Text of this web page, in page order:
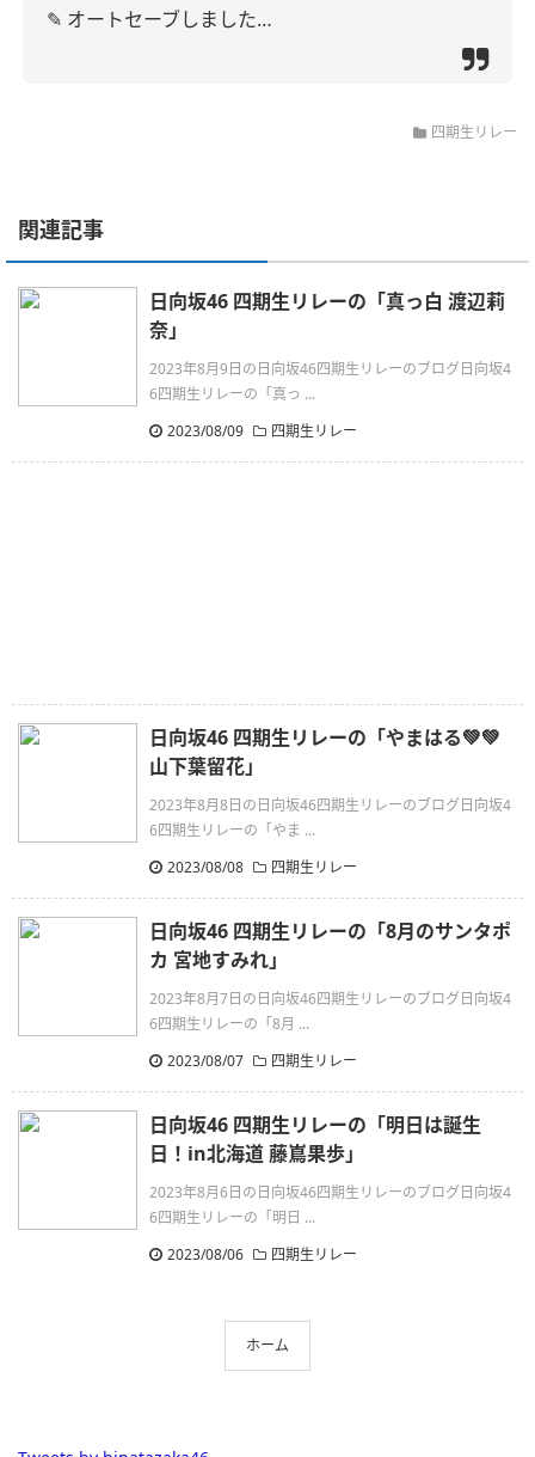
✎ オートセーブしました…
四期生リレー
関連記事
日向坂46 四期生リレーの「真っ白 渡辺莉
奈」
2023年8月9日の日向坂46四期生リレーのブログ日向坂4
6四期生リレーの「真っ ...
2023/08/09
四期生リレー
日向坂46 四期生リレーの「やまはる💚💚
山下葉留花」
2023年8月8日の日向坂46四期生リレーのブログ日向坂4
6四期生リレーの「やま ...
2023/08/08
四期生リレー
日向坂46 四期生リレーの「8月のサンタポ
カ 宮地すみれ」
2023年8月7日の日向坂46四期生リレーのブログ日向坂4
6四期生リレーの「8月 ...
2023/08/07
四期生リレー
日向坂46 四期生リレーの「明日は誕生
日！in北海道 藤嶌果歩」
2023年8月6日の日向坂46四期生リレーのブログ日向坂4
6四期生リレーの「明日 ...
2023/08/06
四期生リレー
ホーム